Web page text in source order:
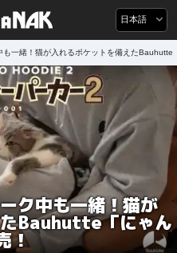
日本語
も一緒！猫が入れるポケットを備えたBauhutte
ク中も一緒！猫が
Bauhutte「にゃん
！